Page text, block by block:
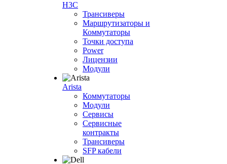
H3С
Трансиверы
Маршрутизаторы и
Коммутаторы
Точки доступа
Power
Лицензии
Модули
Arista
Коммутаторы
Модули
Сервисы
Сервисные
контракты
Трансиверы
SFP кабели